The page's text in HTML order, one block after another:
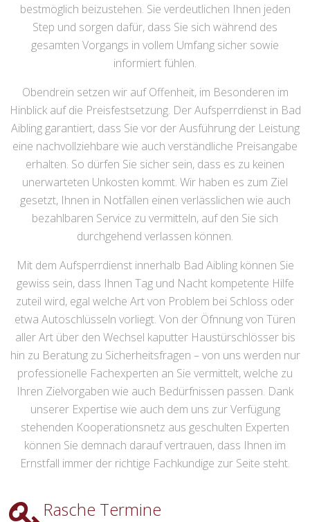
bestmöglich beizustehen. Sie verdeutlichen Ihnen jeden
Step und sorgen dafür, dass Sie sich während des
gesamten Vorgangs in vollem Umfang sicher sowie
informiert fühlen.
Obendrein setzen wir auf Offenheit, im Besonderen im
Hinblick auf die Preisfestsetzung. Der Aufsperrdienst in Bad
Aibling garantiert, dass Sie vor der Ausführung der Leistung
eine nachvollziehbare wie auch verständliche Preisangabe
erhalten. So dürfen Sie sicher sein, dass es zu keinen
unerwarteten Unkosten kommt. Wir haben es zum Ziel
gesetzt, Ihnen in Notfällen einen verlässlichen wie auch
bezahlbaren Service zu vermitteln, auf den Sie sich
durchgehend verlassen können.
Mit dem Aufsperrdienst innerhalb Bad Aibling können Sie
gewiss sein, dass Ihnen Tag und Nacht kompetente Hilfe
zuteil wird, egal welche Art von Problem bei Schloss oder
etwa Autoschlüsseln vorliegt. Von der Öfnnung von Türen
aller Art über den Wechsel kaputter Haustürschlösser bis
hin zu Beratung zu Sicherheitsfragen – von uns werden nur
professionelle Fachexperten an Sie vermittelt, welche zu
Ihren Zielvorgaben wie auch Bedürfnissen passen. Dank
unserer Expertise wie auch dem uns zur Verfügung
stehenden Kooperationsnetz aus geschulten Experten
können Sie demnach darauf vertrauen, dass Ihnen im
Ernstfall immer der richtige Fachkundige zur Seite steht.
Rasche Termine